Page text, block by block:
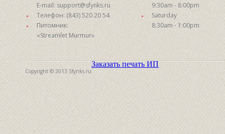
E-mail: support@sfynks.ru
Телефон: (843) 520 20 54
Питомник:
«Streamlet Murmur»
9:30am - 8:00pm
Saturday
8:30am - 1:00pm
Copyright © 2013 Sfynks.ru
Заказать печать ИП